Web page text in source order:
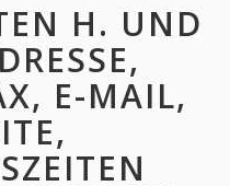
H. UND
E-MAIL,